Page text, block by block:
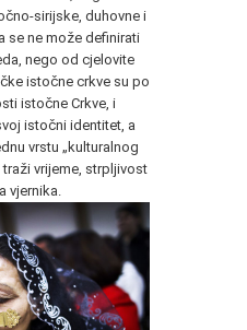
sirijske, duhovne i
se ne može definirati
nego od cjelovite
istočne crkve su po
istočne Crkve, i
istočni identitet, a
vrstu „kulturalnog
vrijeme, strpljivost
vjernika.